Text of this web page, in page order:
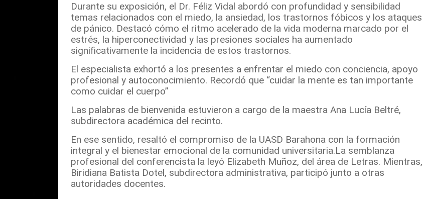
Durante su exposición, el Dr. Féliz Vidal abordó con profundidad y sensibilidad
temas relacionados con el miedo, la ansiedad, los trastornos fóbicos y los ataques
de pánico. Destacó cómo el ritmo acelerado de la vida moderna marcado por el
estrés, la hiperconectividad y las presiones sociales ha aumentado
significativamente la incidencia de estos trastornos.
El especialista exhortó a los presentes a enfrentar el miedo con conciencia, apoyo
profesional y autoconocimiento. Recordó que “cuidar la mente es tan importante
como cuidar el cuerpo”
Las palabras de bienvenida estuvieron a cargo de la maestra Ana Lucía Beltré,
subdirectora académica del recinto.
En ese sentido, resaltó el compromiso de la UASD Barahona con la formación
integral y el bienestar emocional de la comunidad universitaria.La semblanza
profesional del conferencista la leyó Elizabeth Muñoz, del área de Letras. Mientras,
Biridiana Batista Dotel, subdirectora administrativa, participó junto a otras
autoridades docentes.